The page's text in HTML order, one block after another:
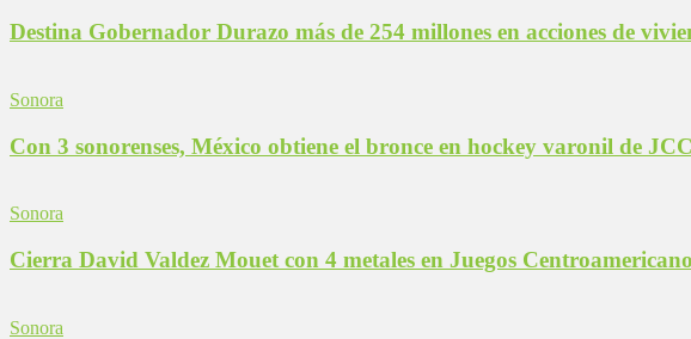
Destina Gobernador Durazo más de 254 millones en acciones de
Sonora
Con 3 sonorenses, México obtiene el bronce en hockey varonil de JCC
Sonora
Cierra David Valdez Mouet con 4 metales en Juegos
Sonora